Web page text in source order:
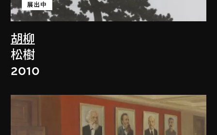
胡柳
展出中
松樹
2010